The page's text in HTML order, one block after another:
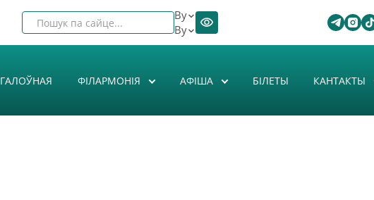
By
By
ГАЛОЎНАЯ ФІЛАРМОНІЯ АФIША БІЛЕТЫ КАНТАКТЫ